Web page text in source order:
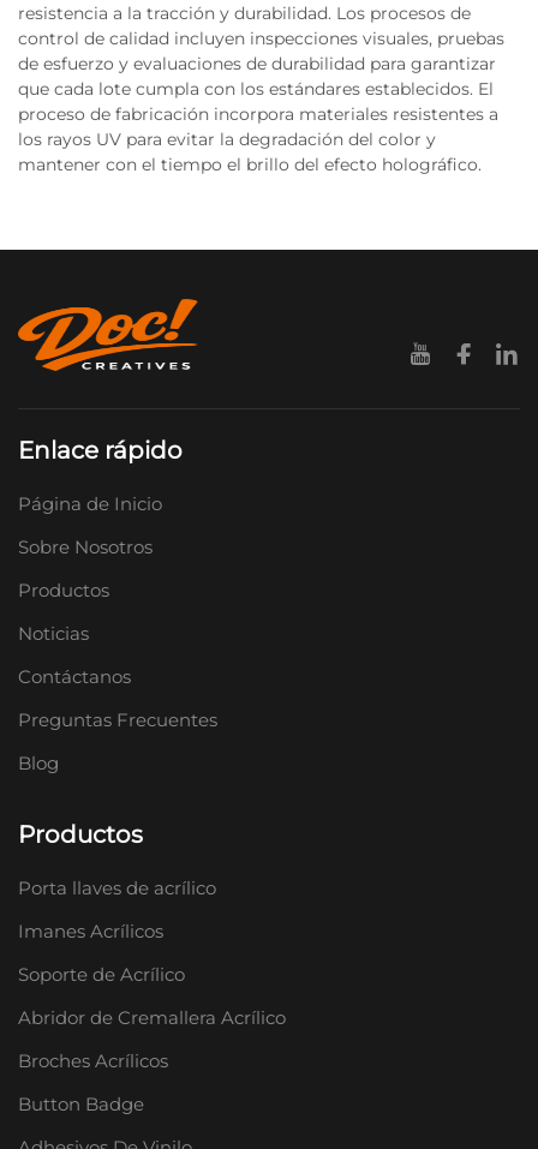
resistencia a la tracción y durabilidad. Los procesos de
control de calidad incluyen inspecciones visuales, pruebas
de esfuerzo y evaluaciones de durabilidad para garantizar
que cada lote cumpla con los estándares establecidos. El
proceso de fabricación incorpora materiales resistentes a
los rayos UV para evitar la degradación del color y
mantener con el tiempo el brillo del efecto holográfico.
Enlace rápido
Página de Inicio
Sobre Nosotros
Productos
Noticias
Contáctanos
Preguntas Frecuentes
Blog
Productos
Porta llaves de acrílico
Imanes Acrílicos
Soporte de Acrílico
Abridor de Cremallera Acrílico
Broches Acrílicos
Button Badge